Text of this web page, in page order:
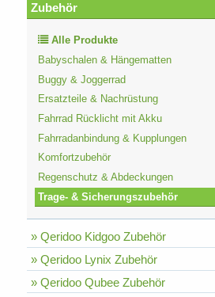
Zubehör
Alle Produkte
Babyschalen & Hängematten
Buggy & Joggerrad
Ersatzteile & Nachrüstung
Fahrrad Rücklicht mit Akku
Fahrradanbindung & Kupplungen
Komfortzubehör
Regenschutz & Abdeckungen
Trage- & Sicherungszubehör
» Qeridoo Kidgoo Zubehör
» Qeridoo Lynix Zubehör
» Qeridoo Qubee Zubehör